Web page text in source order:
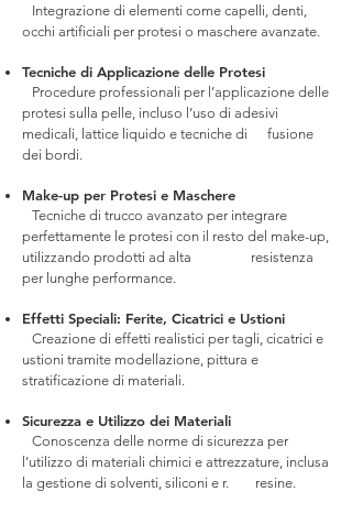
Integrazione di elementi come capelli, denti,
occhi artificiali per protesi o maschere avanzate.
Tecniche di Applicazione delle Protesi
Procedure professionali per l’applicazione delle
protesi sulla pelle, incluso l’uso di adesivi
medicali, lattice liquido e tecniche di fusione
dei bordi.
Make-up per Protesi e Maschere
Tecniche di trucco avanzato per integrare
perfettamente le protesi con il resto del make-up,
utilizzando prodotti ad alta resistenza
per lunghe performance.
Effetti Speciali: Ferite, Cicatrici e Ustioni
Creazione di effetti realistici per tagli, cicatrici e
ustioni tramite modellazione, pittura e
stratificazione di materiali.
Sicurezza e Utilizzo dei Materiali
Conoscenza delle norme di sicurezza per
l’utilizzo di materiali chimici e attrezzature, inclusa
la gestione di solventi, siliconi e r. resine.